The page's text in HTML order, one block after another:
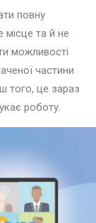
повну
та й не
можливості
частини
того, це зараз
роботу.